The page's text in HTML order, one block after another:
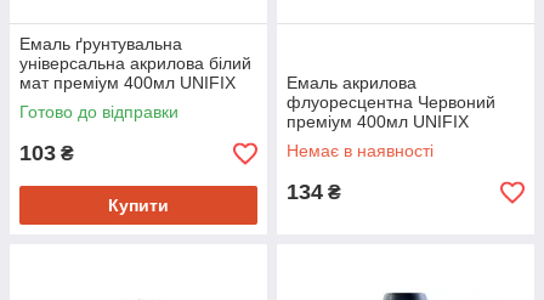
Емаль ґрунтувальна
універсальна акрилова білий
мат преміум 400мл UNIFIX
Готово до відправки
103 ₴
Купити
Емаль акрилова
флуоресцентна Червоний
преміум 400мл UNIFIX
Немає в наявності
134 ₴